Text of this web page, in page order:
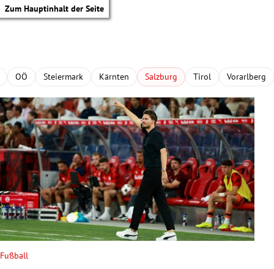
Zum Hauptinhalt der Seite
Untermenü
OÖ Steiermark Kärnten Salzburg Tirol Vorarlberg
Fußball